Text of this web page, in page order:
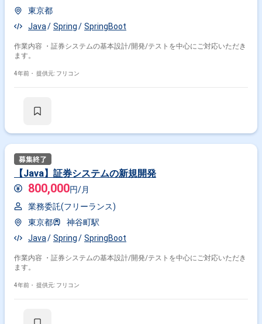
東京都
Java
Spring SpringBoot
作業内容 ・証券システムの基本設計/開発/テストを中心にご対応いただき
ます。
4年前・ 提供元: フリコン
【Java】証券システムの新規開発
800,000円/月
業務委託(フリーランス)
東京都
神谷町駅
Java
Spring SpringBoot
作業内容 ・証券システムの基本設計/開発/テストを中心にご対応いただき
ます。
4年前・ 提供元: フリコン